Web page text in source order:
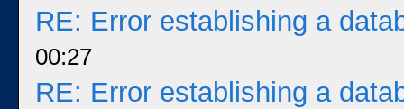
RE: Error establishing a
00:27
RE: Error establishing a